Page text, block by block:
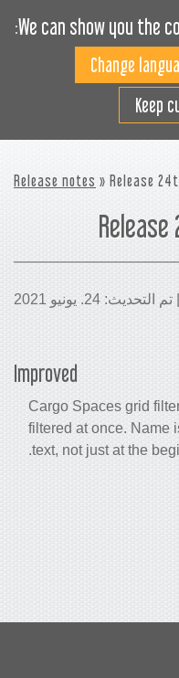
We can show you the
Keep
Release notes » Release
Release
Improved
Cargo Spaces grid
filtered at once. Name
text, not just at the